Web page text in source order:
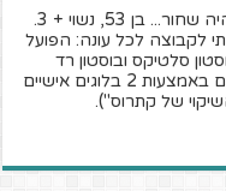
מי ידע אם אברהם לא היה שחור... בן 53, נשוי + 3.
לקבוצה לכל עונה: הפועל
סלטיקס ובוסטון רד
סוקס. מתקשר עם העולם באמצעות 2 בלוגים אישיים
של קתרוס").